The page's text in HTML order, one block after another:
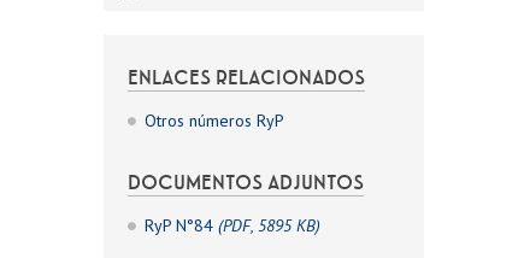
ENLACES RELACIONADOS
Otros números RyP
DOCUMENTOS ADJUNTOS
RyP N°84 (PDF, 5895 KB)